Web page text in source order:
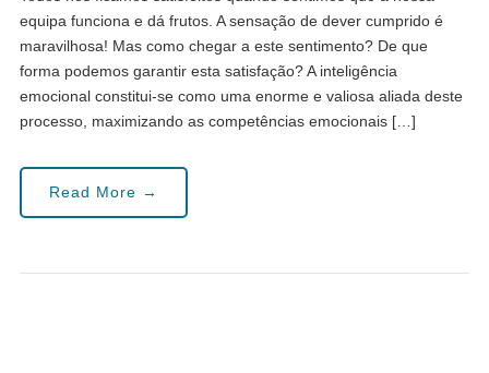
equipa funciona e dá frutos. A sensação de dever cumprido é
maravilhosa! Mas como chegar a este sentimento? De que
forma podemos garantir esta satisfação? A inteligência
emocional constitui-se como uma enorme e valiosa aliada deste
processo, maximizando as competências emocionais […]
Read More →